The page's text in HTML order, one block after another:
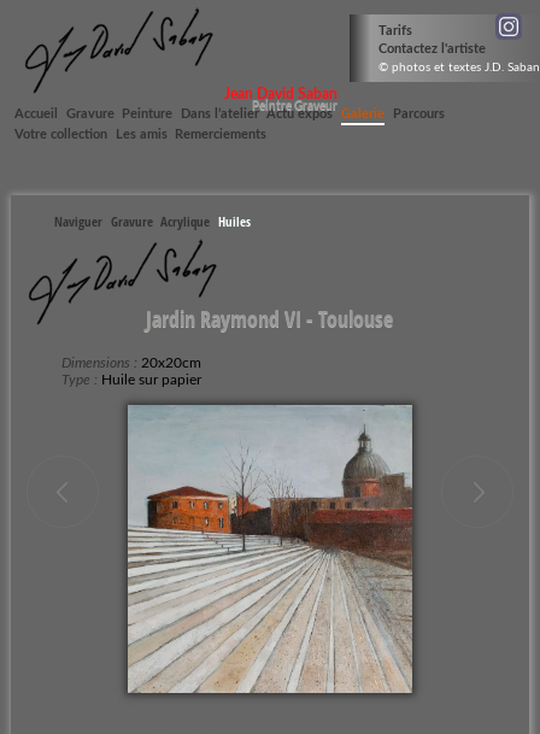
Jean David Saban
Peintre Graveur
Accueil Gravure Peinture Dans l’atelier Actu expos Galerie
Parcours
Votre collection
Les amis Remerciements
Tarifs
Contactez l'artiste
© photos et textes J.D. Saban
Naviguer Gravure Acrylique Huiles
Jardin Raymond VI - Toulouse
Dimensions : 20x20cm
Type : Huile sur papier